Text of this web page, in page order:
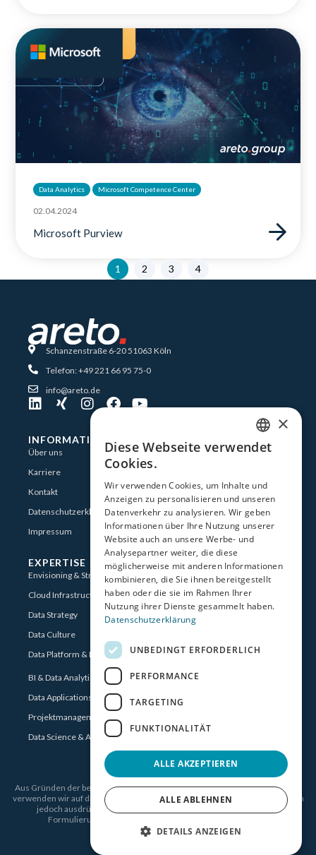
Data Analytics Microsoft Competence Center
02.04.2024
Microsoft Purview
1 2 3 4
Schanzenstraße 6-20 51063 Köln
Telefon: +49 221 66 95 75-0
info@areto.de
INFORMATIONEN
Über uns
Karriere
Kontakt
Datenschutzerklärung
Impressum
EXPERTISE
Envisioning & Strategy
Cloud Infrastructure for Data
Data Strategy
Data Culture
Data Platform & Data Transformation
BI & Data Analytics
Data Applications
Projektmanagement
Data Science & AI
Aus Gründen der besseren Lesbarkeit und im Sinne eines klaren Textflusses
verwenden wir auf dieser Website das generische Maskulinum. Wir möchten
jedoch ausdrücklich betonen, dass sich alle personenbezogenen
Formulierungen gleichermaßen auf alle Geschlechter und
Geschlechtsidentitäten beziehen.
GERMAN
×
Diese Webseite verwendet
Cookies.
Wir verwenden Cookies, um Inhalte und
Anzeigen zu personalisieren und unseren
Datenverkehr zu analysieren. Wir geben
Informationen über Ihre Nutzung unserer
Website auch an unsere Werbe- und
Analysepartner weiter, die diese
möglicherweise mit anderen Informationen
kombinieren, die Sie ihnen bereitgestellt
haben oder die sie im Rahmen Ihrer
Nutzung ihrer Dienste gesammelt haben.
Datenschutzerklärung
UNBEDINGT ERFORDERLICH
PERFORMANCE
TARGETING
FUNKTIONALITÄT
ALLE AKZEPTIEREN
ALLE ABLEHNEN
DETAILS ANZEIGEN